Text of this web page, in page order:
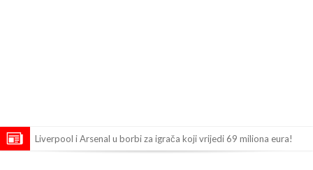
Liverpool i Arsenal u borbi za igrača koji vrijedi 69 miliona eura!